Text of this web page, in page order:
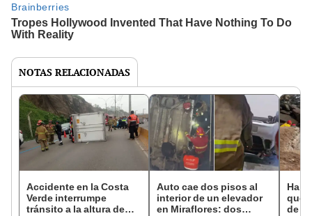
NOTAS RELACIONADAS
Accidente en la Costa
Verde interrumpe
tránsito a la altura de
Auto cae dos pisos al
interior de un elevador
en Miraflores: dos
que
de